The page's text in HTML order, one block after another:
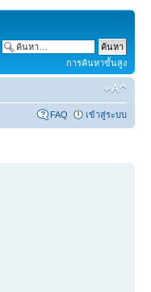
การค้นหาขั้นสูง
FAQ เข้าสู่ระบบ